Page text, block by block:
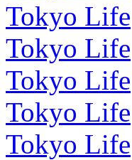
Tokyo Life
Tokyo Life
Tokyo Life
Tokyo Life
Tokyo Life